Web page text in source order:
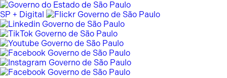
Pular
para
o
conteúdo
SP + Digital